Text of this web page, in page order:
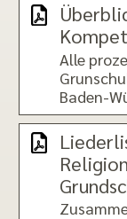
Alle
Baden-